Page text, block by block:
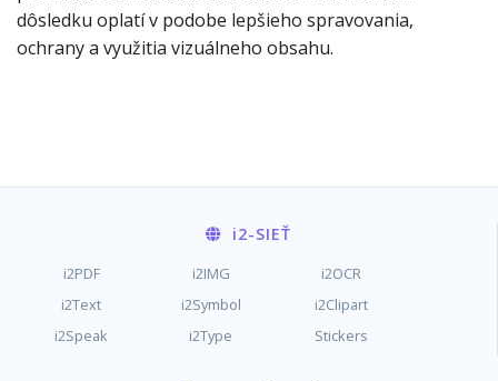
dôsledku oplatí v podobe lepšieho spravovania,
ochrany a využitia vizuálneho obsahu.
i2-SIEŤ
i2PDF i2IMG
i2OCR
i2Text
i2Symbol
i2Clipart
i2Speak
i2Type Stickers